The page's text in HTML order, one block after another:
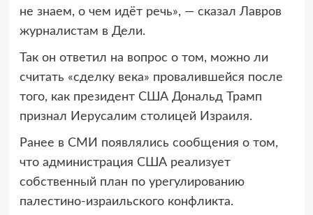
не знаем, о чем идёт речь», — сказал Лавров
журналистам в Дели.
Так он ответил на вопрос о том, можно ли
считать «сделку века» провалившейся после
того, как президент США Дональд Трамп
признал Иерусалим столицей Израиля.
Ранее в СМИ появлялись сообщения о том,
что администрация США реализует
собственный план по урегулированию
палестино-израильского конфликта.